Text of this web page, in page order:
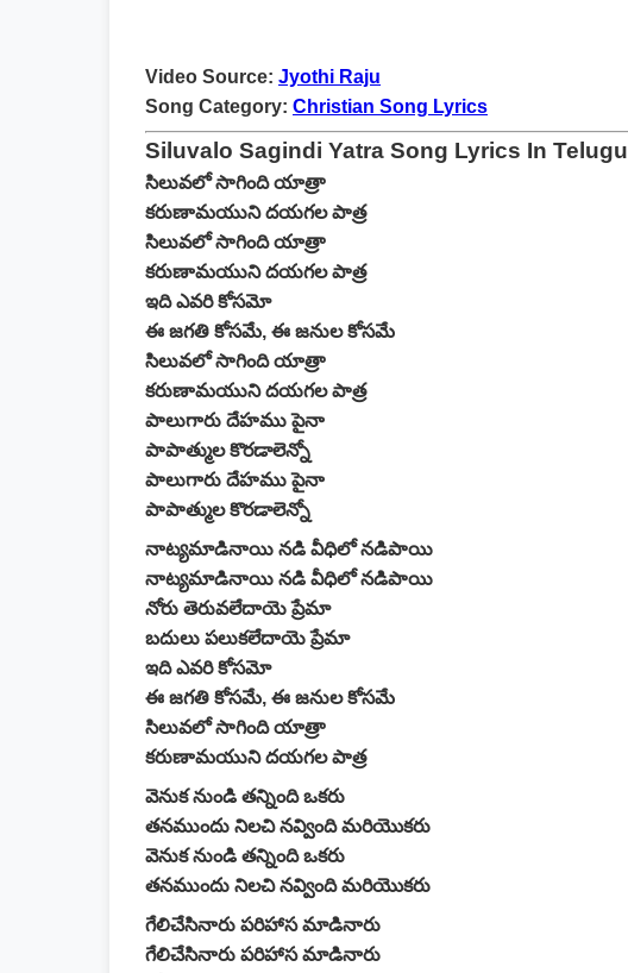
Video Source: Jyothi Raju
Song Category: Christian Song Lyrics
Siluvalo Sagindi Yatra Song Lyrics In Telugu
సిలువలో సాగింది యాత్రా
కరుణామయుని దయగల పాత్ర
సిలువలో సాగింది యాత్రా
కరుణామయుని దయగల పాత్ర
ఇది ఎవరి కోసమో
ఈ జగతి కోసమే, ఈ జనుల కోసమే
సిలువలో సాగింది యాత్రా
కరుణామయుని దయగల పాత్ర
పాలుగారు దేహము పైనా
పాపాత్ముల కొరడాలెన్నో
పాలుగారు దేహము పైనా
పాపాత్ముల కొరడాలెన్నో
నాట్యమాడినాయి నడి వీధిలో నడిపాయి
నాట్యమాడినాయి నడి వీధిలో నడిపాయి
నోరు తెరువలేదాయె ప్రేమా
బదులు పలుకలేదాయె ప్రేమా
ఇది ఎవరి కోసమో
ఈ జగతి కోసమే, ఈ జనుల కోసమే
సిలువలో సాగింది యాత్రా
కరుణామయుని దయగల పాత్ర
వెనుక నుండి తన్నింది ఒకరు
తనముందు నిలచి నవ్వింది మరియొకరు
వెనుక నుండి తన్నింది ఒకరు
తనముందు నిలచి నవ్వింది మరియొకరు
గేలిచేసినారు పరిహాస మాడినారు
గేలిచేసినారు పరిహాస మాడినారు